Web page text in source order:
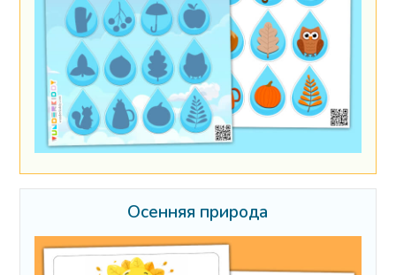
Осенняя природа